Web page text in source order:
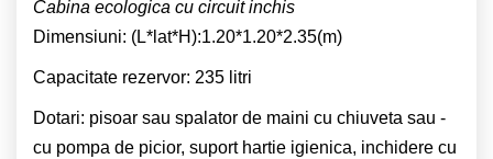
Cabina ecologica cu circuit inchis
Dimensiuni: (L*lat*H):1.20*1.20*2.35(m)
Capacitate rezervor: 235 litri
Dotari: pisoar sau spalator de maini cu chiuveta sau -
cu pompa de picior, suport hartie igienica, inchidere cu